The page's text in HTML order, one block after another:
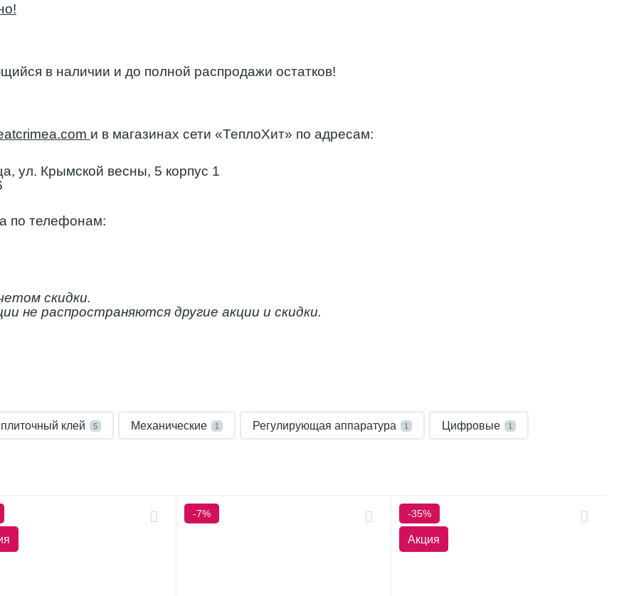
в наличии и до полной распродажи остатков!
и в магазинах сети «ТеплоХит» по адресам:
ул. Крымской весны, 5 корпус 1
по телефонам:
скидки.
не распространяются другие акции и скидки.
клей 5 Механические 1 Регулирующая аппаратура 1 Цифровые 1
-7% -35%
Акция